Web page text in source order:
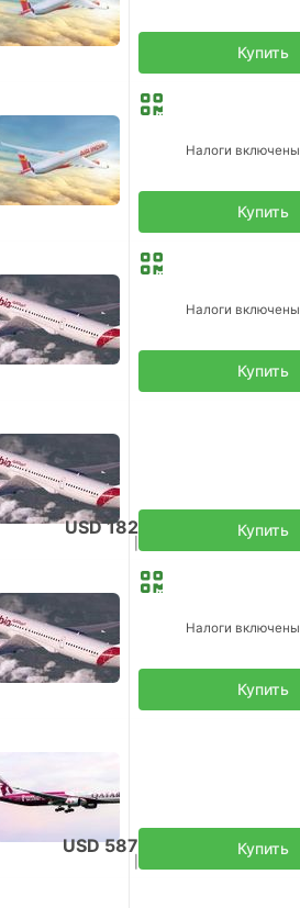
Купить
Налоги включены
Купить
Налоги включены
Купить
USD 182
Налоги включены
Купить
Налоги включены
Купить
USD 587
Налоги включены
Купить